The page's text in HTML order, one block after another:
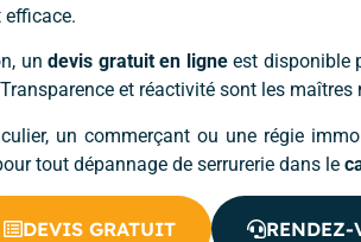
efficace.
undevis gratuit en ligneest disponible
et réactivité sont les maîtres
un commerçant ou une régie
tout dépannage de serrurerie dans le
DEVIS GRATUIT RENDEZ-